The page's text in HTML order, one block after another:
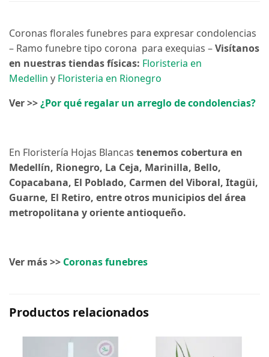
Coronas florales funebres para expresar condolencias
– Ramo funebre tipo corona para exequias –Visítanos
en nuestras tiendas físicas: Floristeria en
Medellin y Floristeria en Rionegro
Ver >>¿Por qué regalar un arreglo de condolencias?
En Floristería Hojas Blancastenemos cobertura en
Medellín, Rionegro, La Ceja, Marinilla, Bello,
Copacabana, El Poblado, Carmen del Viboral, Itagüi,
Guarne, El Retiro, entre otros municipios del área
metropolitana y oriente antioqueño.
Ver más >> Coronas funebres
Productos relacionados